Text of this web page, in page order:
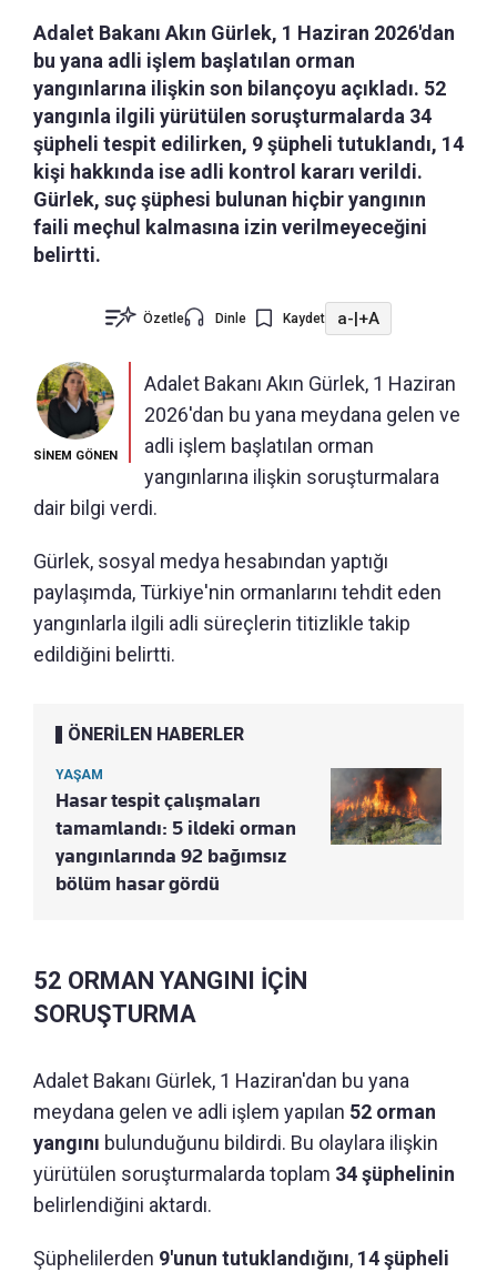
Adalet Bakanı Akın Gürlek, 1 Haziran 2026'dan
bu yana adli işlem başlatılan orman
yangınlarına ilişkin son bilançoyu açıkladı. 52
yangınla ilgili yürütülen soruşturmalarda 34
şüpheli tespit edilirken, 9 şüpheli tutuklandı, 14
kişi hakkında ise adli kontrol kararı verildi.
Gürlek, suç şüphesi bulunan hiçbir yangının
faili meçhul kalmasına izin verilmeyeceğini
belirtti.
Özetle Dinle Kaydet a-|+A
SİNEM GÖNEN
Adalet Bakanı Akın Gürlek, 1 Haziran
2026'dan bu yana meydana gelen ve
adli işlem başlatılan orman
yangınlarına ilişkin soruşturmalara
dair bilgi verdi.
Gürlek, sosyal medya hesabından yaptığı
paylaşımda, Türkiye'nin ormanlarını tehdit eden
yangınlarla ilgili adli süreçlerin titizlikle takip
edildiğini belirtti.
ÖNERİLEN HABERLER
YAŞAM
Hasar tespit çalışmaları
tamamlandı: 5 ildeki orman
yangınlarında 92 bağımsız
bölüm hasar gördü
52 ORMAN YANGINI İÇİN
SORUŞTURMA
Adalet Bakanı Gürlek, 1 Haziran'dan bu yana
meydana gelen ve adli işlem yapılan 52 orman
yangını bulunduğunu bildirdi. Bu olaylara ilişkin
yürütülen soruşturmalarda toplam 34 şüphelinin
belirlendiğini aktardı.
Şüphelilerden 9'unun tutuklandığını, 14 şüpheli